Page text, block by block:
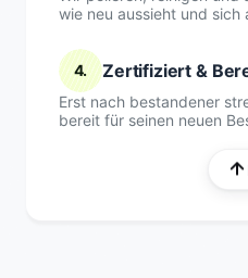
wie neu aussieht und sich
4. Zertifiziert &
Erst nach bestandener
bereit für seinen neuen